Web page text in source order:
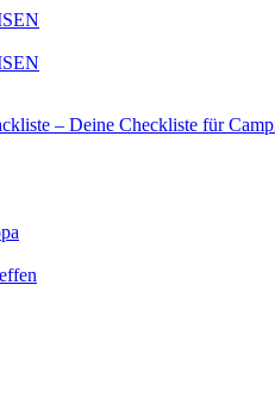
– Deine Checkliste für